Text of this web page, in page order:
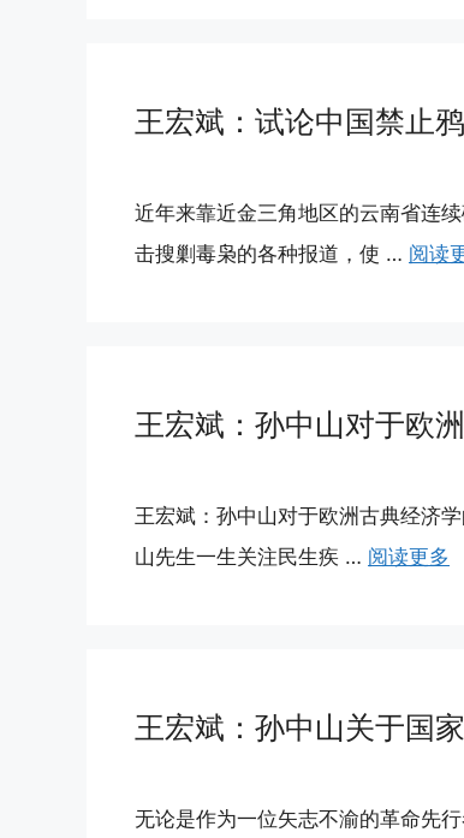
王宏斌：试论中国禁止
近年来靠近金三角地区的云南省连
击搜剿毒枭的各种报道，使 … 阅读
王宏斌：孙中山对于欧
王宏斌：孙中山对于欧洲古典经济
山先生一生关注民生疾 … 阅读更多
王宏斌：孙中山关于国
无论是作为一位矢志不渝的革命先